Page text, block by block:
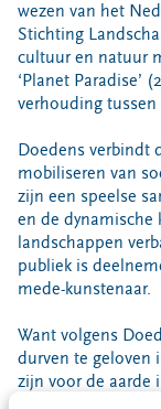
wezen van het
Stichting
cultuur en natuur
‘Planet Paradise’
verhouding
Doedens verbindt
mobiliseren van
zijn een speelse
en de dynamische
landschappen
publiek is
mede-kunstenaar.
Want volgens
durven te geloven
zijn voor de aarde